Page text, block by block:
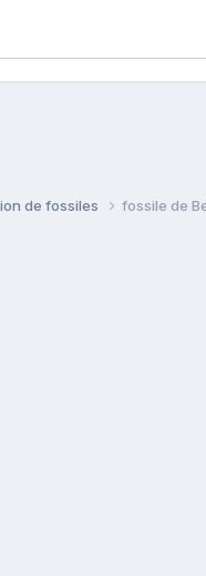
de fossiles fossile de